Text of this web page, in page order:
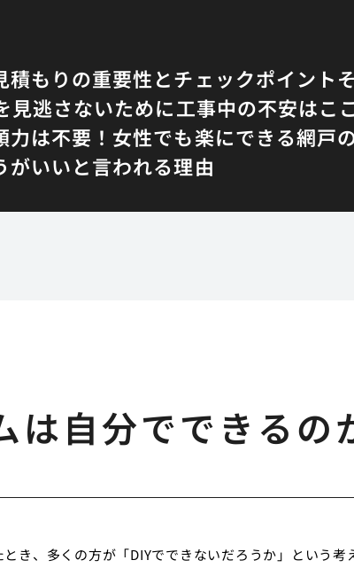
積もりの重要性とチェックポイント
見逃さないために工事中の不安はこ
力は不要！女性でも楽にできる網戸
いいと言われる理由
は自分でできるの
き、多くの方が「DIYでできないだろうか」という考